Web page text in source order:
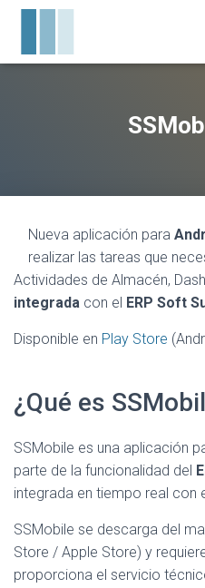
Nueva aplicación para
realizar las tareas que
Actividades de Almacén,
integrada con el ERP Soft
Disponible en Play Store
¿Qué es
SSMobile es una aplicación
parte de la funcionalidad del
integrada en tiempo real con
SSMobile se descarga del
Store / Apple Store) y
proporciona el servicio